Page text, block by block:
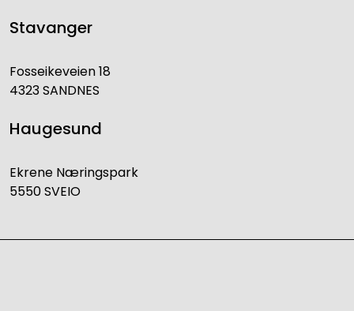
Stavanger
Fosseikeveien 18
4323 SANDNES
Haugesund
Ekrene Næringspark
5550 SVEIO